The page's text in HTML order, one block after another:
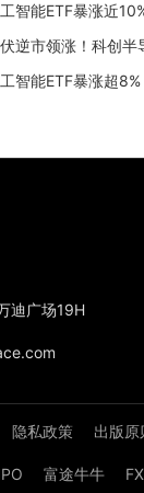
智能ETF暴涨近
逆市领涨！科创
智能ETF暴涨超
隐私政策 出版原
富途牛牛
迪广场19H